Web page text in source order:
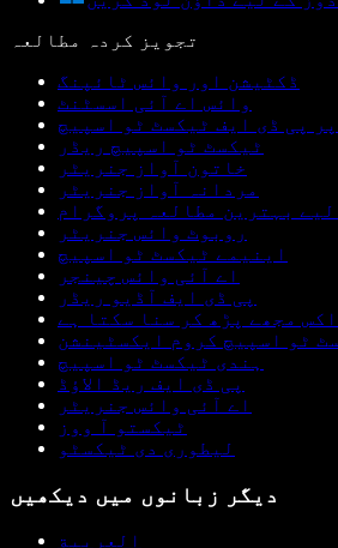
تجویز کردہ مطالعہ
ڈکٹیشن اور وائس ٹائپنگ
وائس اے آئی اسسٹنٹ
پی ڈی ایف ٹیکسٹ ٹو اسپیچ
ٹیکسٹ ٹو اسپیچ ریڈر
خاتون آواز جنریٹر
مردانہ آواز جنریٹر
بہترین مطالعہ پروگرام
روبوٹ وائس جنریٹر
اینیمے ٹیکسٹ ٹو اسپیچ
اے آئی وائس چینجر
پی ڈی ایف آڈیو ریڈر
مجھے پڑھ کر سنا سکتا ہے
ٹو اسپیچ کروم ایکسٹینشن
ہندی ٹیکسٹ ٹو اسپیچ
پی ڈی ایف ریڈ الاؤڈ
اے آئی وائس جنریٹر
ٹیکستو آ ووز
لیطوری دی ٹیکسٹو
دیگر زبانوں میں دیکھیں
العربية